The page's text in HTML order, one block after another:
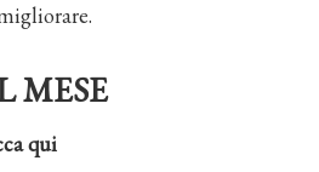
MESE
qui